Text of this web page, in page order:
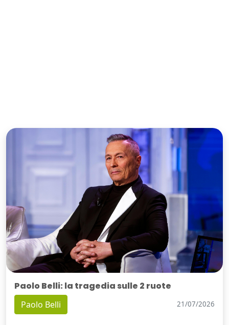
Paolo Belli: la tragedia sulle 2 ruote
Paolo Belli 21/07/2026